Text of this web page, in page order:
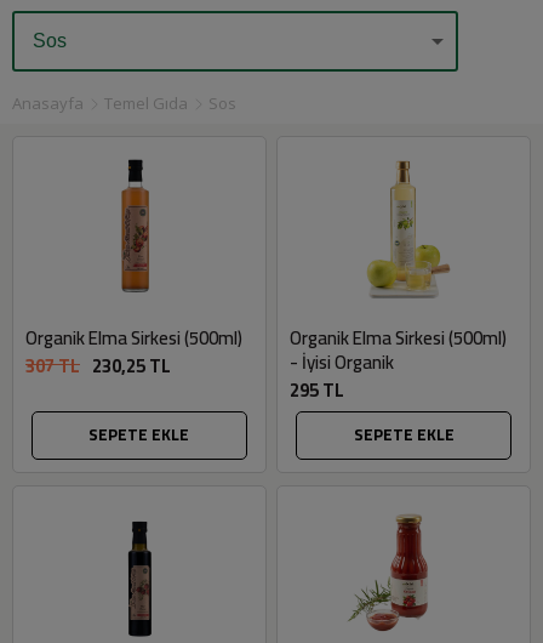
Anasayfa Temel Gıda Sos
Organik Elma Sirkesi (500ml)
307 TL 230,25 TL
SEPETE EKLE
Organik Elma Sirkesi (500ml)
- İyisi Organik
295 TL
SEPETE EKLE